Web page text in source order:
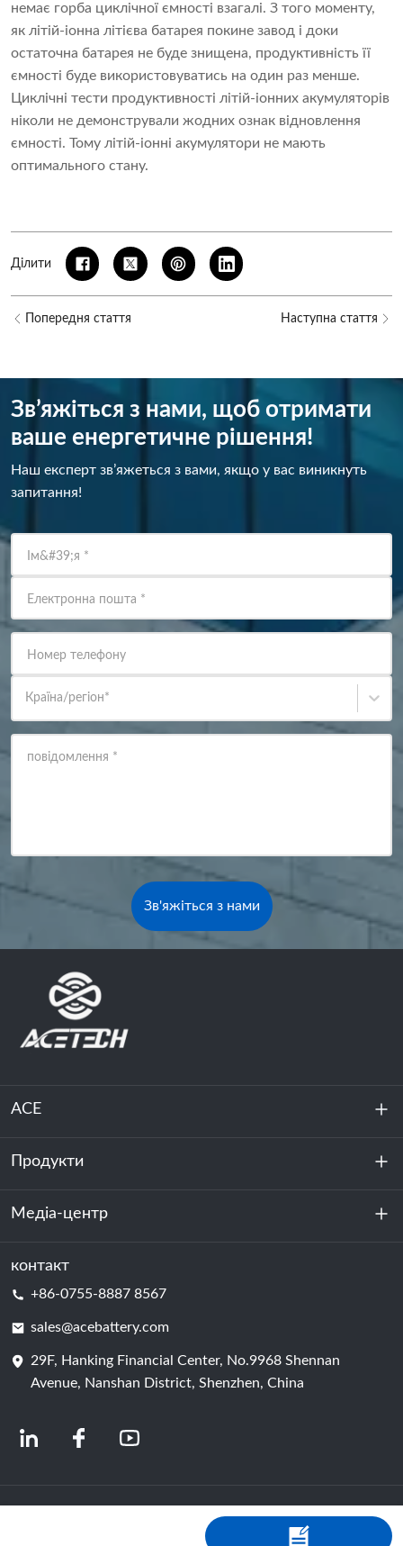
немає горба циклічної ємності взагалі. З того моменту,
як літій-іонна літієва батарея покине завод і доки
остаточна батарея не буде знищена, продуктивність її
ємності буде використовуватись на один раз менше.
Циклічні тести продуктивності літій-іонних акумуляторів
ніколи не демонстрували жодних ознак відновлення
ємності. Тому літій-іонні акумулятори не мають
оптимального стану.
Ділити
Попередня стаття Наступна стаття
Зв’яжіться з нами, щоб отримати
ваше енергетичне рішення!
Наш експерт зв’яжеться з вами, якщо у вас виникнуть
запитання!
Ім&#39;я *
Електронна пошта *
Номер телефону
Країна/регіон*
повідомлення *
Зв'яжіться з нами
ACE
Про нас
Стійкість
Продукти
Зберігання енергії
Центр обробки даних та серверна кімната
Елемент батареї
Медіа-центр
Новини
контакт
+86-0755-8887 8567
sales@acebattery.com
29F, Hanking Financial Center, No.9968 Shennan
Avenue, Nanshan District, Shenzhen, China
© 2024 Китайські виробники літій-іонних акумуляторів | Завод і компанія з
виробництва літієвих акумуляторів | Акумулятор ACE від Shopastro